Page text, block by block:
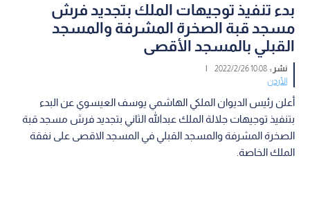
بدء تنفيذ توجيهات الملك بتجديد فرش
مسجد قبة الصخرة المشرفة والمسجد
القبلي بالمسجد الأقصى
نشر :10:08 2022/2/26
|
الأردن
أعلن رئيس الديوان الملكي الهاشمي يوسف العيسوي عن البدء
بتنفيذ توجيهات جلالة الملك عبدالله الثاني بتجديد فرش مسجد قبة
الصخرة المشرفة والمسجد القبلي في المسجد الاقصى على نفقة
الملك الخاصة.